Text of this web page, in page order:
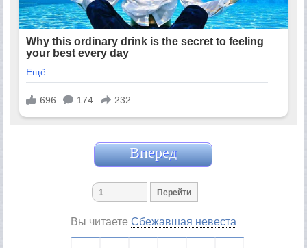
Вперед
Вы читаете Сбежавшая невеста